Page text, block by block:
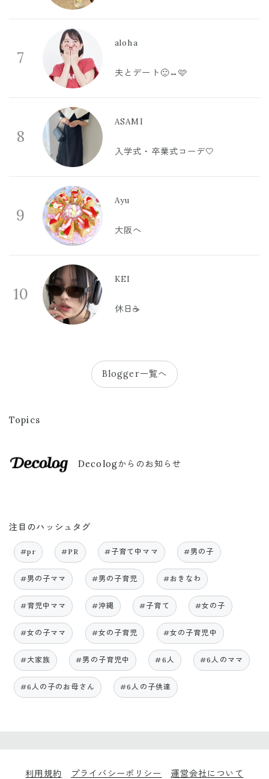
7
aloha
夫とデート🙂‍↔️🩷
8
ASAMI
入学式・卒業式コーデ🤍
9
Ayu
大阪へ
10
KEI
休日☕️
Blogger一覧へ
Topics
Decologからのお知らせ
注目のハッシュタグ
#pr #PR #子育て中ママ #男の子
#男の子ママ #男の子育児 #おきなわ
#育児中ママ #沖縄 #子育て #女の子
#女の子ママ #女の子育児 #女の子育児中
#大家族 #男の子育児中 #6人 #6人のママ
#6人の子のお母さん #6人の子供達
利用規約 プライバシーポリシー 運営会社について